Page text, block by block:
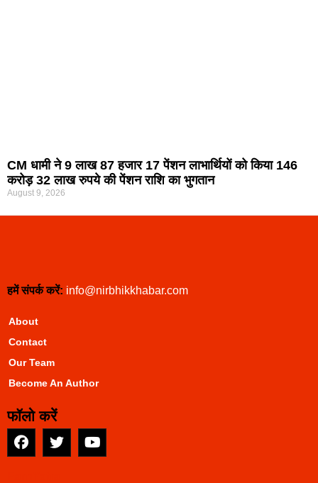
CM धामी ने 9 लाख 87 हजार 17 पेंशन लाभार्थियों को किया 146
करोड़ 32 लाख रुपये की पेंशन राशि का भुगतान
August 9, 2026
हमें संपर्क करें: info@nirbhikkhabar.com
About
Contact
Our Team
Become An Author
फॉलो करें